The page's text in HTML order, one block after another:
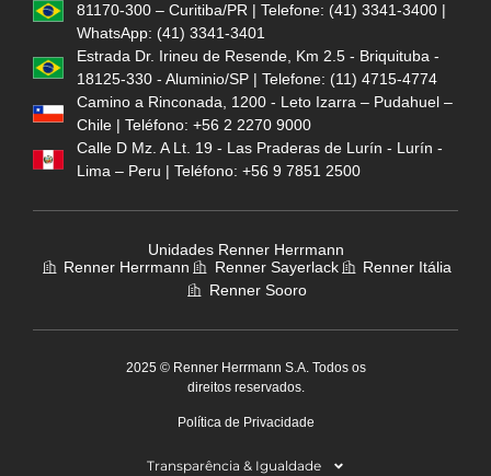
81170-300 – Curitiba/PR | Telefone: (41) 3341-3400 |
WhatsApp: (41) 3341-3401
Estrada Dr. Irineu de Resende, Km 2.5 - Briquituba -
18125-330 - Aluminio/SP | Telefone: (11) 4715-4774
Camino a Rinconada, 1200 - Leto Izarra – Pudahuel –
Chile | Teléfono: +56 2 2270 9000
Calle D Mz. A Lt. 19 - Las Praderas de Lurín - Lurín -
Lima – Peru | Teléfono: +56 9 7851 2500
Unidades Renner Herrmann
Renner Herrmann
Renner Sayerlack
Renner Itália
Renner Sooro
2025 © Renner Herrmann S.A. Todos os
direitos reservados.
Política de Privacidade
Transparência & Igualdade